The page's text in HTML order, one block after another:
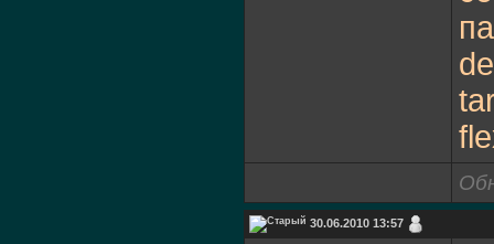
30.06.2010 13:57